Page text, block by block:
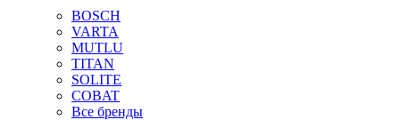
BOSCH
VARTA
MUTLU
TITAN
SOLITE
COBAT
Все бренды